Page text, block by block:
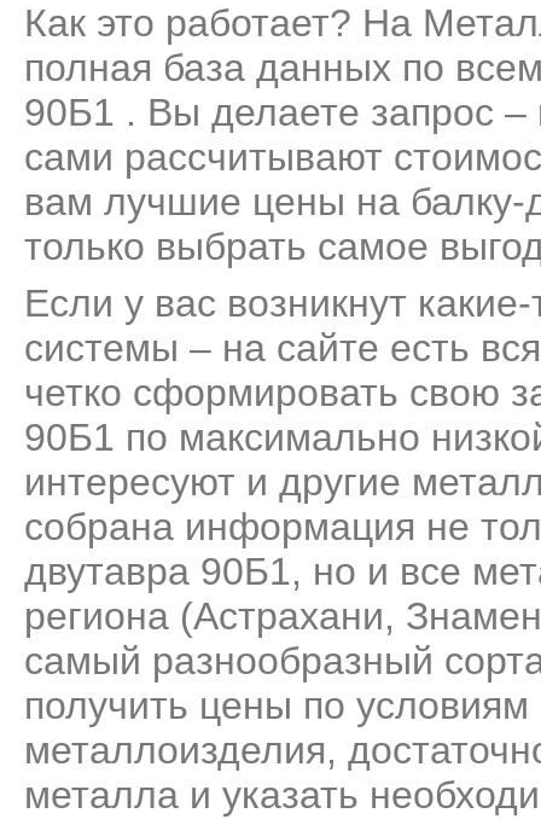
Как это работает? На
полная база данных по
90Б1 . Вы делаете запрос –
сами рассчитывают
вам лучшие цены на балку-
только выбрать самое
Если у вас возникнут
системы – на сайте есть
четко сформировать свою
90Б1 по максимально
интересуют и другие
собрана информация не
двутавра 90Б1, но и все
региона (Астрахани,
самый разнообразный
получить цены по условиям
металлоизделия,
металла и указать